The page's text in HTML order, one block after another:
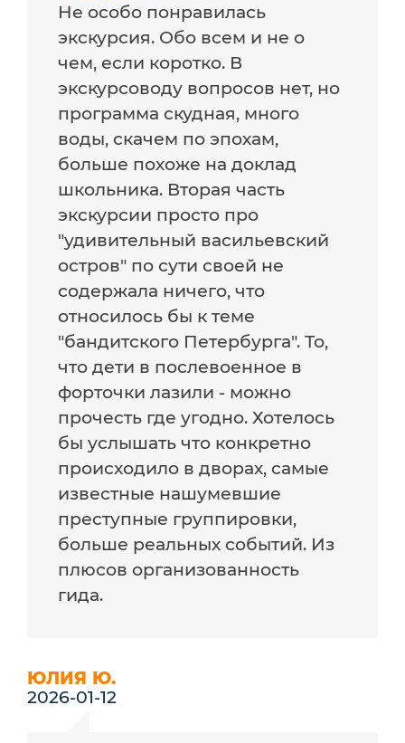
Не особо понравилась
экскурсия. Обо всем и не о
чем, если коротко. В
экскурсоводу вопросов нет, но
программа скудная, много
воды, скачем по эпохам,
больше похоже на доклад
школьника. Вторая часть
экскурсии просто про
"удивительный васильевский
остров" по сути своей не
содержала ничего, что
относилось бы к теме
"бандитского Петербурга". То,
что дети в послевоенное в
форточки лазили - можно
прочесть где угодно. Хотелось
бы услышать что конкретно
происходило в дворах, самые
известные нашумевшие
преступные группировки,
больше реальных событий. Из
плюсов организованность
гида.
ЮЛИЯ Ю.
2026-01-12